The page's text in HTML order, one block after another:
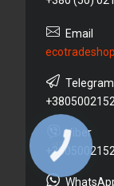
КНОПКА
ЗВ'ЯЗКУ